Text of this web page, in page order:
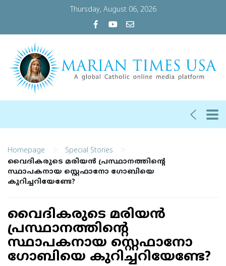
Thursday, August 06, 2026
Homepage > Special Stories >
വൈദികരുടെ മരിയന്‍ പ്രസ്ഥാനത്തിന്റെ
സ്ഥാപകനായ സ്റ്റെഫാനോ ഗോബിയെ
കുറിച്ചറിയേണ്ടേ?
വൈദികരുടെ മരിയന്‍
പ്രസ്ഥാനത്തിന്റെ
സ്ഥാപകനായ സ്റ്റെഫാനോ
ഗോബിയെ കുറിച്ചറിയേണ്ടേ?